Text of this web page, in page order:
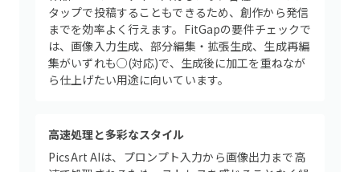
タップで投稿することもできるため、創作から発信
までを効率よく行えます。FitGapの要件チェックで
は、画像入力生成、部分編集・拡張生成、生成再編
集がいずれも○(対応)で、生成後に加工を重ねなが
ら仕上げたい用途に向いています。
高速処理と多彩なスタイル
PicsArt AIは、プロンプト入力から画像出力まで高